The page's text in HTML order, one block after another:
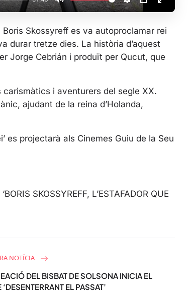
M
t
e
S
t
t
i
s
P
P
E
t
r
c
Boris Skossyreff es va autoproclamar rei
durar tretze dies. La història d’aquest
Jorge Cebrián i produït per Qucut, que
carismàtics i aventurers del segle XX.
ajudant de la reina d’Holanda,
es projectarà als Cinemes Guiu de la Seu
SKOSSYREFF, L’ESTAFADOR QUE
NOTÍCIA
DEL BISBAT DE SOLSONA INICIA EL
EL PASSAT’